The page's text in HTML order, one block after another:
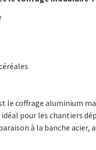
le coffrage aluminium
pour les chantiers
à la banche acier,